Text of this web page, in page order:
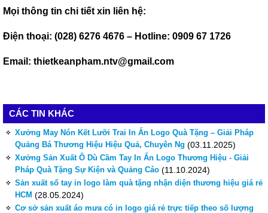
Mọi thông tin chi tiết xin liên hệ:
Điện thoại: (028) 6276 4676 – Hotline: 0909 67 1726
Email: thietkeanpham.ntv@gmail.com
CÁC TIN KHÁC
Xưởng May Nón Kết Lưỡi Trai In Ấn Logo Quà Tặng – Giải Pháp
Quảng Bá Thương Hiệu Hiệu Quả, Chuyên Ng (03.11.2025)
Xưởng Sản Xuất Ô Dù Cầm Tay In Ấn Logo Thương Hiệu - Giải
Pháp Quà Tặng Sự Kiện và Quảng Cáo (11.10.2024)
Sản xuất sổ tay in logo làm quà tặng nhận diện thương hiệu giá rẻ
HCM (28.05.2024)
Cơ sở sản xuất áo mưa có in logo giá rẻ trực tiếp theo số lượng